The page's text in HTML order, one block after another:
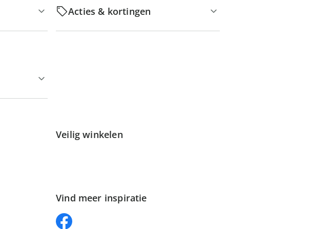
Acties & kortingen
Veilig winkelen
Vind meer inspiratie